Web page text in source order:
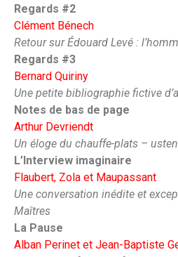
Regards #2
Clément Bénech
Retour sur Édouard Levé :
Regards #3
Bernard Quiriny
Une petite bibliographie fictive
Notes de bas de page
Arthur Devriendt
Un éloge du chauffe-plats –
L’Interview imaginaire
Flaubert, Zola et Maupassant
Une conversation inédite et
Maîtres
La Pause
Alban Perinet et Jean-Baptiste